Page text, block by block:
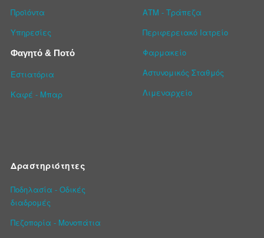
Προϊόντα
Υπηρεσίες
Φαγητό & Ποτό
Εστιατόρια
Καφέ - Μπαρ
ΑΤΜ - Τράπεζα
Περιφερειακό Ιατρείο
Φαρμακείο
Αστυνομικός Σταθμός
Λιμεναρχείο
Δραστηριότητες
Ποδηλασία - Οδικές
διαδρομές
Πεζοπορία - Μονοπάτια